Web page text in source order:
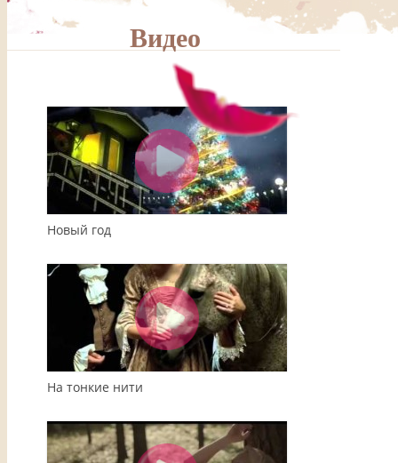
Видео
Новый год
На тонкие нити